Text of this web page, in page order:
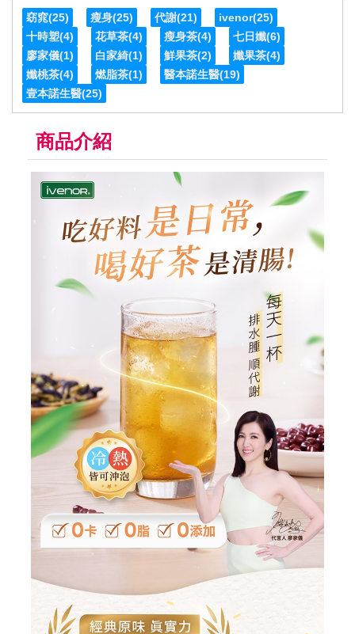
窈窕(25) 瘦身(25) 代謝(21) ivenor(25)
十時塑(4) 花草茶(4) 瘦身茶(4) 七日孅(6)
廖家儀(1) 白家綺(1) 鮮果茶(2) 孅果茶(4)
孅桃茶(4) 燃脂茶(1) 醫本諾生醫(19)
壹本諾生醫(25)
商品介紹